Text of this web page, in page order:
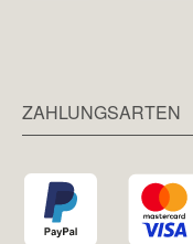
ZAHLUNGSARTEN